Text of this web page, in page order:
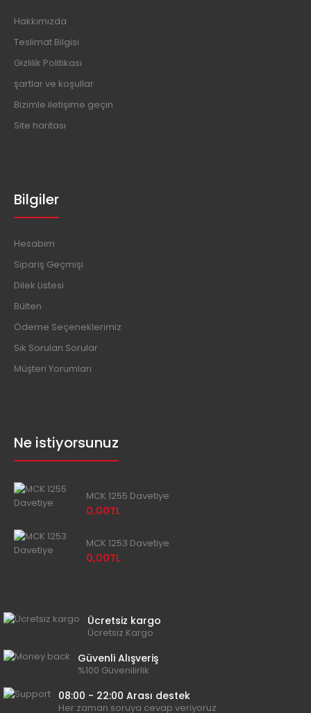
Hakkımızda
Teslimat Bilgisi
Gizlilik Politikası
şartlar ve koşullar
Bizimle iletişime geçin
Site haritası
Bilgiler
Hesabım
Sipariş Geçmişi
Dilek Listesi
Bülten
Ödeme Seçeneklerimiz
Sık Sorulan Sorular
Müşteri Yorumları
Ne istiyorsunuz
MCK 1255 Davetiye
0,00TL
MCK 1253 Davetiye
0,00TL
Ücretsiz kargo
Ücretsiz Kargo
Güvenli Alışveriş
%100 Güvenilirlik
08:00 - 22:00 Arası destek
Her zaman soruya cevap veriyoruz